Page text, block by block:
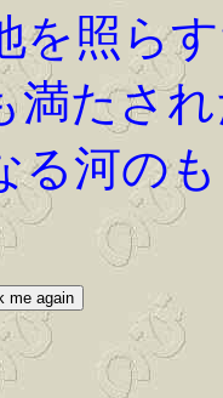
を照ら
満たさ
る河の